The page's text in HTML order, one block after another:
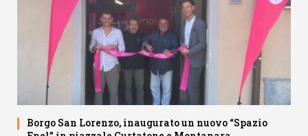
Borgo San Lorenzo, inaugurato un nuovo “Spazio